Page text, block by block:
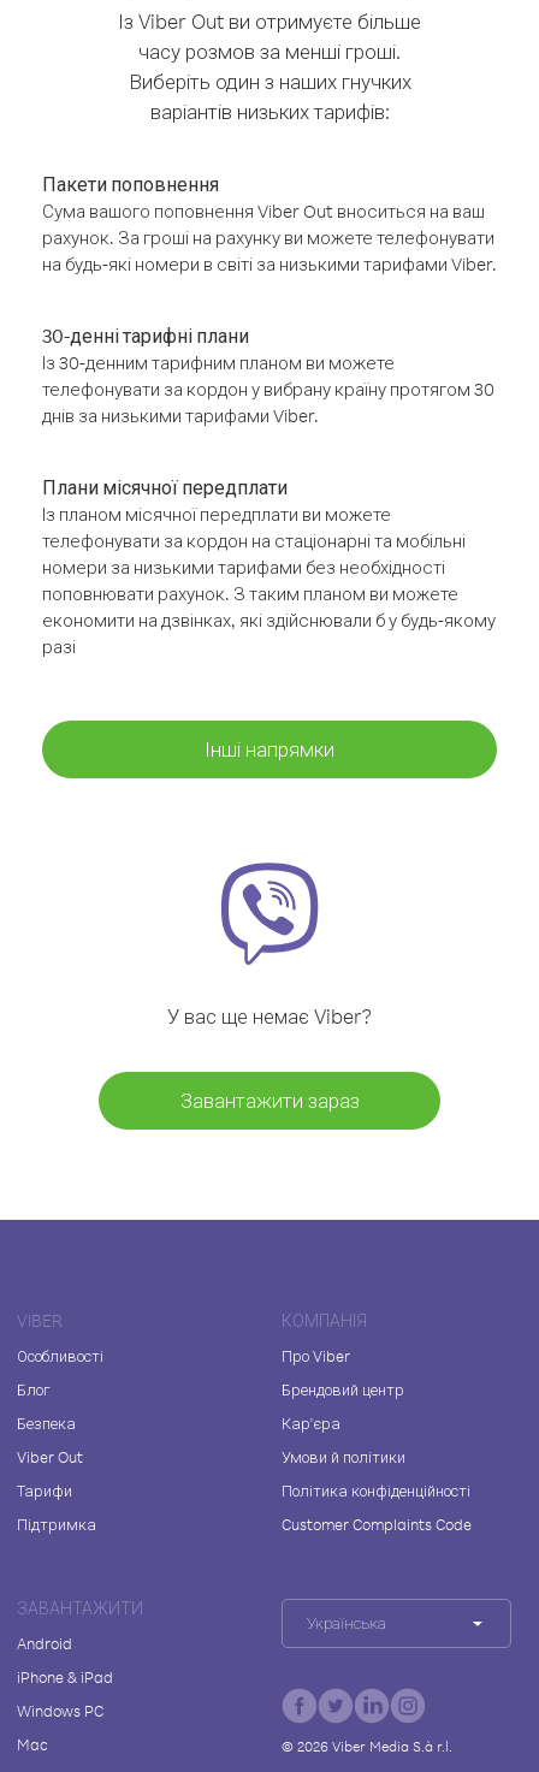
Із Viber Out ви отримуєте більше
часу розмов за менші гроші.
Виберіть один з наших гнучких
варіантів низьких тарифів:
Пакети поповнення
Сума вашого поповнення Viber Out вноситься на ваш
рахунок. За гроші на рахунку ви можете телефонувати
на будь-які номери в світі за низькими тарифами Viber.
30-денні тарифні плани
Із 30-денним тарифним планом ви можете
телефонувати за кордон у вибрану країну протягом 30
днів за низькими тарифами Viber.
Плани місячної передплати
Із планом місячної передплати ви можете
телефонувати за кордон на стаціонарні та мобільні
номери за низькими тарифами без необхідності
поповнювати рахунок. З таким планом ви можете
економити на дзвінках, які здійснювали б у будь-якому
разі
Інші напрямки
У вас ще немає Viber?
Завантажити зараз
VIBER
Особливості
Блог
Безпека
Viber Out
Тарифи
Підтримка
КОМПАНІЯ
Про Viber
Брендовий центр
Кар'єра
Умови й політики
Політика конфіденційності
Customer Complaints Code
ЗАВАНТАЖИТИ
Android
iPhone & iPad
Windows PC
Mac
Українська
© 2026Viber Media S.à r.l.